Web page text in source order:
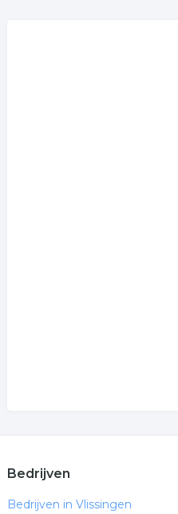
Bedrijven
Bedrijven in Vlissingen